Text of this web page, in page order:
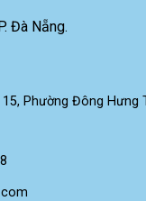
Đà Nẵng.
Phường Đông Hưng